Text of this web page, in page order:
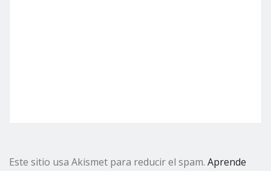
Este sitio usa Akismet para reducir el spam. Aprende